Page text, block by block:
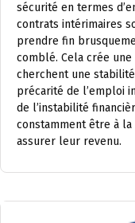
sécurité en termes
contrats intérimaires
prendre fin
comblé. Cela crée
cherchent une
précarité de l’emploi
de l’instabilité
constamment être à
assurer leur revenu.